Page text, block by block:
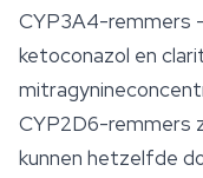
CYP3A4-remmers
ketoconazol en
CYP2D6-remmers
kunnen hetzelfde